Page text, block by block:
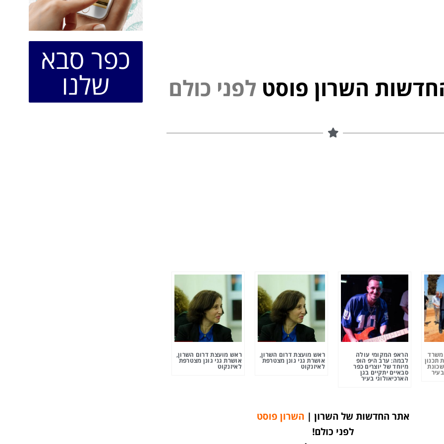
השרון פוסט י כולם
תכנון
הראפ המקומי עולה
לבמה: ערב היפ הופ
מיוחד של יוצרים כפר
סבאיים יתקיים בגן
הארכיאולוגי בעיר
ראש מועצת דרום השרון,
אושרת גני גונן מצטרפת
לאיזנקוט
ראש מועצת דרום השרון,
אושרת גני גונן מצטרפת
לאיזנקוט
כפר סבא
שלנו
אתר החדשות של השרון | השרון פוסט
לפני כולם!